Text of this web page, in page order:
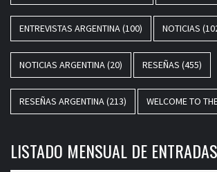
ENTREVISTAS ARGENTINA(100) NOTICIAS
NOTICIAS ARGENTINA(20) RESEÑAS (455)
RESEÑAS ARGENTINA(213) WELCOME TO
LISTADO MENSUAL DE ENTRADAS